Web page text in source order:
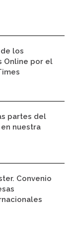
los
Online por el
partes del
nuestra
Convenio